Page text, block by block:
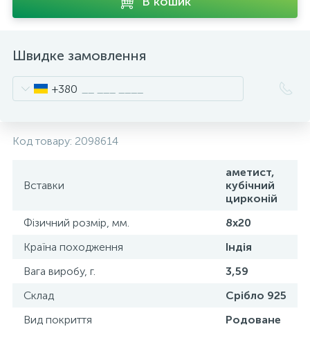
Швидке замовлення
+380
Код товару: 2098614
Вставки
аметист,
кубічний
цирконій
Фізичний розмір, мм.
8х20
Країна походження
Індія
Вага виробу, г.
3,59
Склад
Срібло 925
Вид покриття
Родоване